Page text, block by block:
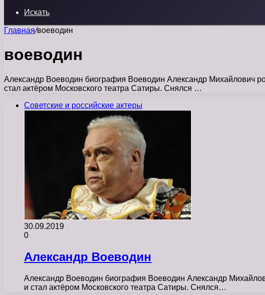
Искать
Главная/воеводин
воеводин
Александр Воеводин биография Воеводин Александр Михайлович
стал актёром Московского театра Сатиры. Снялся …
Советские и российские актеры
30.09.2019
0
Александр Воеводин
Александр Воеводин биография Воеводин Александр
и стал актёром Московского театра Сатиры. Снялся…